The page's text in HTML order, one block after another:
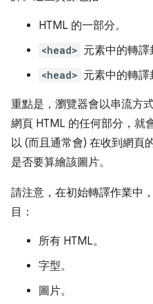
HTML 的一部分。
<head> 元素中的轉譯
<head> 元素中的轉譯
重點是，瀏覽器會以串流方
網頁 HTML 的任何部分，就
以 (而且通常會) 在收到網頁
是否要算繪該圖片。
請注意，在初始轉譯作業中
目：
所有 HTML。
字型。
圖片。